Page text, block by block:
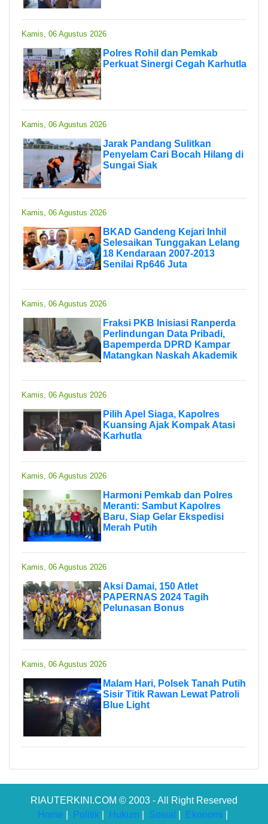
Kamis, 06 Agustus 2026
Polres Rohil dan Pemkab
Perkuat Sinergi Cegah Karhutla
Kamis, 06 Agustus 2026
Jarak Pandang Sulitkan
Penyelam Cari Bocah Hilang di
Sungai Siak
Kamis, 06 Agustus 2026
BKAD Gandeng Kejari Inhil
Selesaikan Tunggakan Lelang
18 Kendaraan 2007-2013
Senilai Rp646 Juta
Kamis, 06 Agustus 2026
Fraksi PKB Inisiasi Ranperda
Perlindungan Data Pribadi,
Bapemperda DPRD Kampar
Matangkan Naskah Akademik
Kamis, 06 Agustus 2026
Pilih Apel Siaga, Kapolres
Kuansing Ajak Kompak Atasi
Karhutla
Kamis, 06 Agustus 2026
Harmoni Pemkab dan Polres
Meranti: Sambut Kapolres
Baru, Siap Gelar Ekspedisi
Merah Putih
Kamis, 06 Agustus 2026
Aksi Damai, 150 Atlet
PAPERNAS 2024 Tagih
Pelunasan Bonus
Kamis, 06 Agustus 2026
Malam Hari, Polsek Tanah Putih
Sisir Titik Rawan Lewat Patroli
Blue Light
RIAUTERKINI.COM © 2003 - All Right Reserved
Home
Politik Hukum Sosial Ekonomi